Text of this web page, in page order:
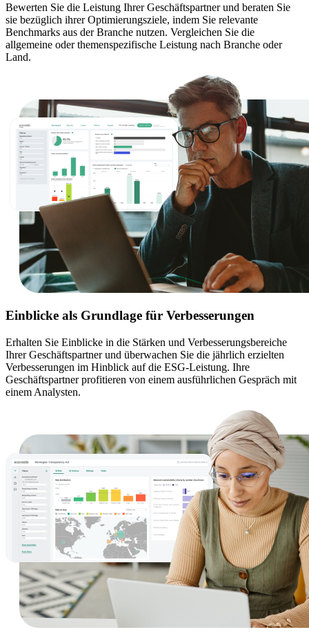
Bewerten Sie die Leistung Ihrer Geschäftspartner und beraten Sie
sie bezüglich ihrer Optimierungsziele, indem Sie relevante
Benchmarks aus der Branche nutzen. Vergleichen Sie die
allgemeine oder themenspezifische Leistung nach Branche oder
Land.
Einblicke als Grundlage für Verbesserungen
Erhalten Sie Einblicke in die Stärken und Verbesserungsbereiche
Ihrer Geschäftspartner und überwachen Sie die jährlich erzielten
Verbesserungen im Hinblick auf die ESG-Leistung. Ihre
Geschäftspartner profitieren von einem ausführlichen Gespräch mit
einem Analysten.